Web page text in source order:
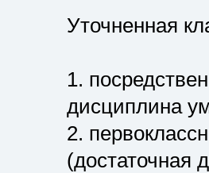
Уточненная
1.
дисциплина
2.
(достаточная